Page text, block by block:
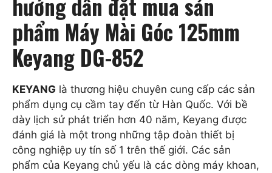
hướng dẫn đặt mua sản
phẩm Máy Mài Góc 125mm
Keyang DG-852
KEYANG là thương hiệu chuyên cung cấp các sản
phẩm dụng cụ cầm tay đến từ Hàn Quốc. Với bề
dày lịch sử phát triển hơn 40 năm, Keyang được
đánh giá là một trong những tập đoàn thiết bị
công nghiệp uy tín số 1 trên thế giới. Các sản
phẩm của Keyang chủ yếu là các dòng máy khoan,